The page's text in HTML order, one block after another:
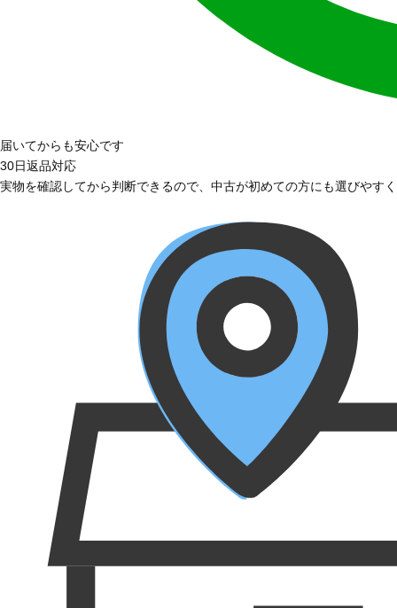
届いてからも安心です
30日返品対応
実物を確認してから判断できるので、中古が初めての方にも選びやす